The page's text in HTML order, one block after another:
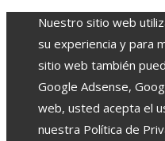
Nuestro sitio web
su experiencia y para
sitio web también
Google Adsense,
web, usted acepta el
nuestra Política de